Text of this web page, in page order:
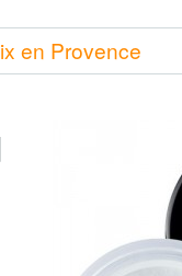
en Provence